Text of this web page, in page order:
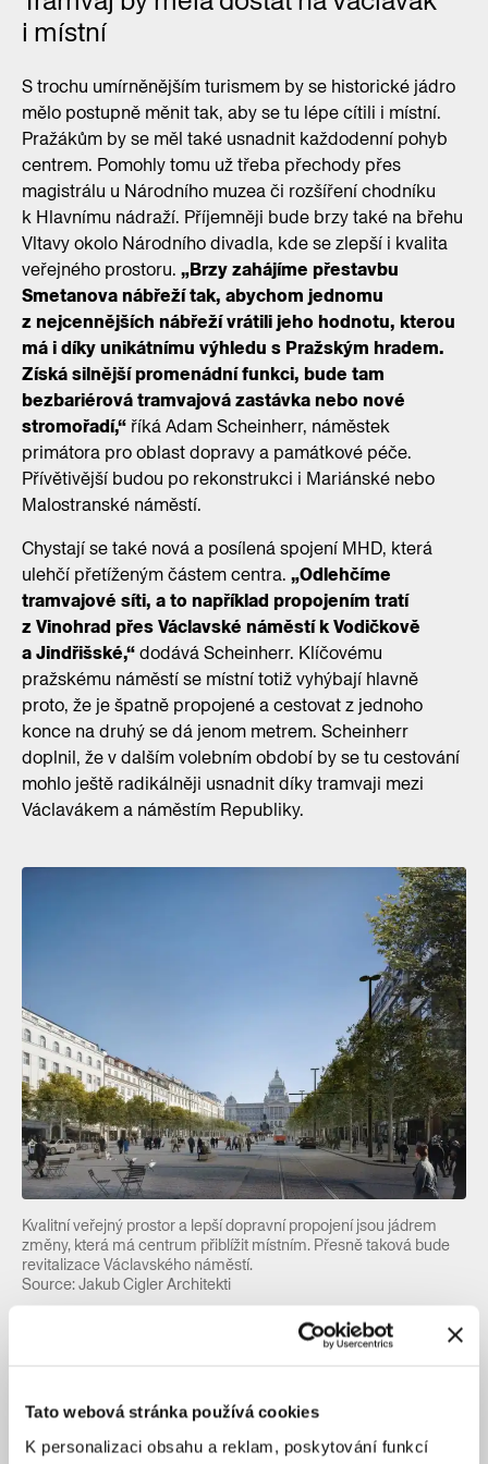
Tato webová stránka používá cookies
K personalizaci obsahu a reklam, poskytování funkcí
i místní
S trochu umírněnějším turismem by se historické jádro
mělo postupně měnit tak, aby se tu lépe cítili i místní.
Pražákům by se měl také usnadnit každodenní pohyb
centrem. Pomohly tomu už třeba přechody přes
magistrálu u Národního muzea či rozšíření chodníku
k Hlavnímu nádraží. Příjemněji bude brzy také na břehu
Vltavy okolo Národního divadla, kde se zlepší i kvalita
veřejného prostoru. „Brzy zahájíme přestavbu
Smetanova nábřeží tak, abychom jednomu
z nejcennějších nábřeží vrátili jeho hodnotu, kterou
má i díky unikátnímu výhledu s Pražským hradem.
Získá silnější promenádní funkci, bude tam
bezbariérová tramvajová zastávka nebo nové
stromořadí,“ říká Adam Scheinherr, náměstek
primátora pro oblast dopravy a památkové péče.
Přívětivější budou po rekonstrukci i Mariánské nebo
Malostranské náměstí.
Chystají se také nová a posílená spojení MHD, která
ulehčí přetíženým částem centra. „Odlehčíme
tramvajové síti, a to například propojením tratí
z Vinohrad přes Václavské náměstí k Vodičkově
a Jindřišské,“dodává Scheinherr. Klíčovému
pražskému náměstí se místní totiž vyhýbají hlavně
proto, že je špatně propojené a cestovat z jednoho
konce na druhý se dá jenom metrem. Scheinherr
doplnil, že v dalším volebním období by se tu cestování
mohlo ještě radikálněji usnadnit díky tramvaji mezi
Václavákem a náměstím Republiky.
Kvalitní veřejný prostor a lepší dopravní propojení jsou jádrem
změny, která má centrum přiblížit místním. Přesně taková bude
revitalizace Václavského náměstí.
Source: Jakub Cigler Architekti
Volnější ulice bez kiosků a stánků
O něco důstojnější budou historické uličky v centru také
díky
Manuálu pro předzahrádky, který omezuje